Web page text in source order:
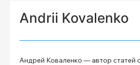
Andrii Kovalenko
Андрей Коваленко — автор статей